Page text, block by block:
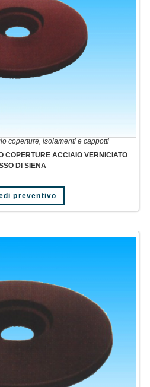
coperture, isolamenti e cappotti
COPERTURE ACCIAIO VERNICIATO
DI SIENA
preventivo